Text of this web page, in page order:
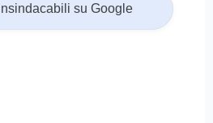
su Google